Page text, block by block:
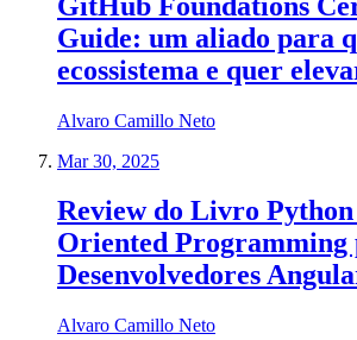
Guide: um aliado para
ecossistema e quer
Alvaro Camillo Neto
Mar 30, 2025
Review do Livro
Oriented Programming
Desenvolvedores
Alvaro Camillo Neto